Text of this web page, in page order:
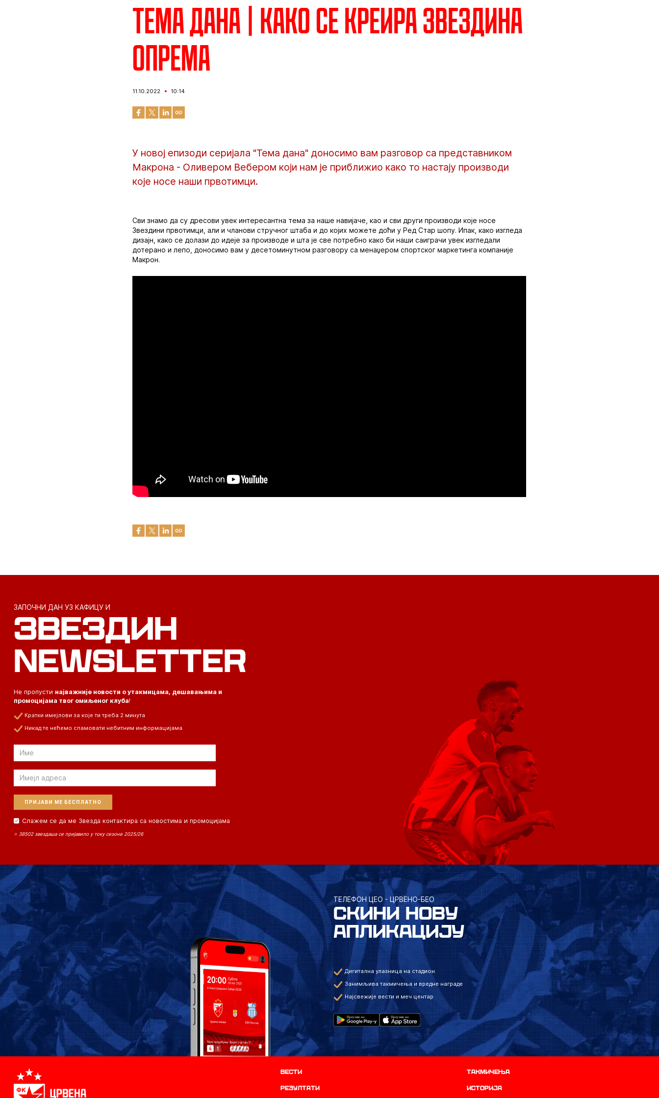
Тема дана | Како се креира Звездина
опрема
11.10.2022 10:14
У новој епизоди серијала "Тема дана" доносимо вам разговор са представником
Макрона - Оливером Вебером који нам је приближио како то настају производи
које носе наши првотимци.
Сви знамо да су дресови увек интересантна тема за наше навијаче, као и сви други производи које носе
Звездини првотимци, али и чланови стручног штаба и до којих можете доћи у Ред Стар шопу. Ипак, како изгледа
дизајн, како се долази до идеје за производе и шта је све потребно како би наши саиграчи увек изгледали
дотерано и лепо, доносимо вам у десетоминутном разговору са менаџером спортског маркетинга компаније
Макрон.
ЗАПОЧНИ ДАН УЗ КАФИЦУ И
ЗВЕЗДИН
NEWSLETTER
Не пропусти најважније новости о утакмицама, дешавањима и
промоцијама твог омиљеног клуба!
Кратки имејлови за које ти треба 2 минута
Никад те нећемо спамовати небитним информацијама
Email
Email
Слажем се да ме Звезда контактира са новостима и промоцијама
⭐ 38502 звездаша се пријавило у току сезоне 2025/26
ТЕЛЕФОН ЦЕО - ЦРВЕНО-БЕО
СКИНИ НОВУ
АПЛИКАЦИЈУ
Дигитална улазница на стадион
Занимљива такмичења и вредне награде
Најсвежије вести и меч центар
Вести Такмичења
резултати историја